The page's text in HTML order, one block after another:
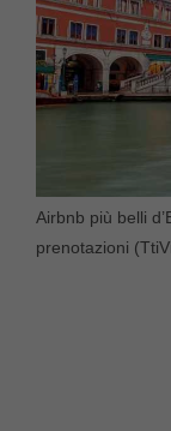
Airbnb più belli
prenotazioni